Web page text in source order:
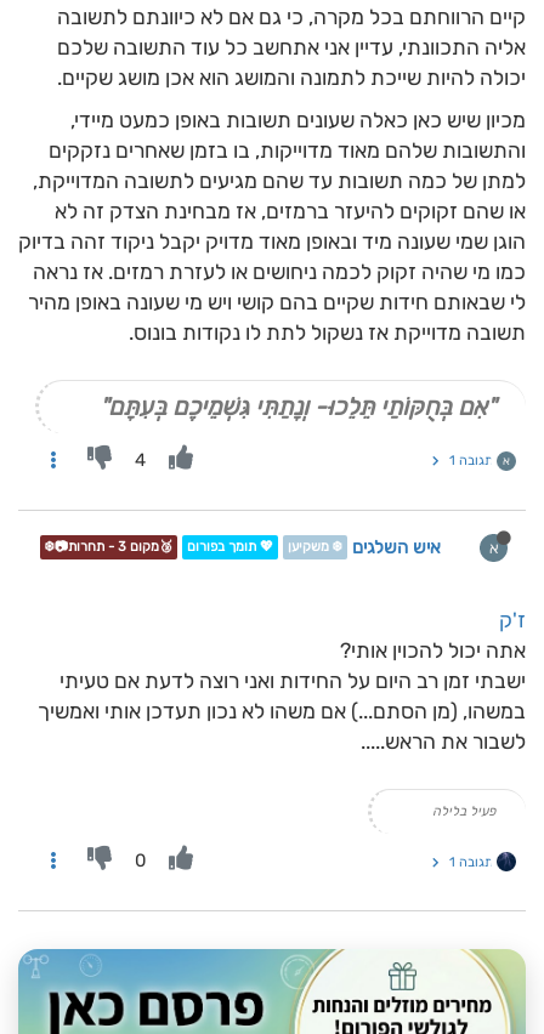
קיים הרווחתם בכל מקרה, כי גם אם לא כיוונתם לתשובה
אליה התכוונתי, עדיין אני אתחשב כל עוד התשובה שלכם
יכולה להיות שייכת לתמונה והמושג הוא אכן מושג שקיים.
מכיון שיש כאן כאלה שעונים תשובות באופן כמעט מיידי,
והתשובות שלהם מאוד מדוייקות, בו בזמן שאחרים נזקקים
למתן של כמה תשובות עד שהם מגיעים לתשובה המדוייקת,
או שהם זקוקים להיעזר ברמזים, אז מבחינת הצדק זה לא
הוגן שמי שעונה מיד ובאופן מאוד מדויק יקבל ניקוד זהה בדיוק
כמו מי שהיה זקוק לכמה ניחושים או לעזרת רמזים. אז נראה
לי שבאותם חידות שקיים בהם קושי ויש מי שעונה באופן מהיר
תשובה מדוייקת אז נשקול לתת לו נקודות בונוס.
"אִם בְּחֻקּוֹתַי תֵּלֵכוּ- וְנָתַתִּי גִּשְׁמֵיכֶם בְּעִתָּם"
א תגובה 1 4
א איש השלגים ❄️ משקיען 💖 תומך בפורום 🥉מקום 3 - תחרות📷❄️
ז'ק
אתה יכול להכוין אותי?
ישבתי זמן רב היום על החידות ואני רוצה לדעת אם טעיתי
במשהו, (מן הסתם...) אם משהו לא נכון תעדכן אותי ואמשיך
לשבור את הראש.....
פעיל בלילה
תגובה 1 0